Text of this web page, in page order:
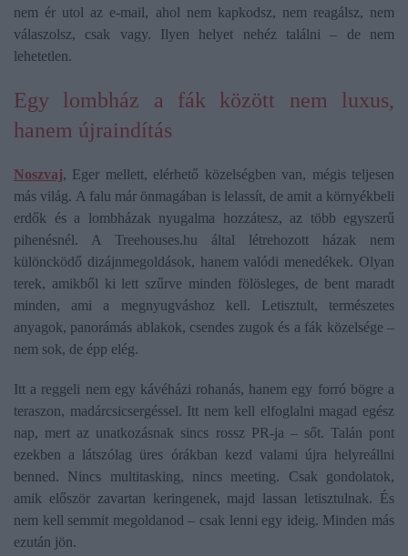
nem ér utol az e-mail, ahol nem kapkodsz, nem reagálsz, nem
válaszolsz, csak vagy. Ilyen helyet nehéz találni – de nem
lehetetlen.
Egy lombház a fák között nem luxus,
hanem újraindítás
Noszvaj, Eger mellett, elérhető közelségben van, mégis teljesen
más világ. A falu már önmagában is lelassít, de amit a környékbeli
erdők és a lombházak nyugalma hozzátesz, az több egyszerű
pihenésnél. A Treehouses.hu által létrehozott házak nem
különcködő dizájnmegoldások, hanem valódi menedékek. Olyan
terek, amikből ki lett szűrve minden fölösleges, de bent maradt
minden, ami a megnyugváshoz kell. Letisztult, természetes
anyagok, panorámás ablakok, csendes zugok és a fák közelsége –
nem sok, de épp elég.
Itt a reggeli nem egy kávéházi rohanás, hanem egy forró bögre a
teraszon, madárcsicsergéssel. Itt nem kell elfoglalni magad egész
nap, mert az unatkozásnak sincs rossz PR-ja – sőt. Talán pont
ezekben a látszólag üres órákban kezd valami újra helyreállni
benned. Nincs multitasking, nincs meeting. Csak gondolatok,
amik először zavartan keringenek, majd lassan letisztulnak. És
nem kell semmit megoldanod – csak lenni egy ideig. Minden más
ezután jön.